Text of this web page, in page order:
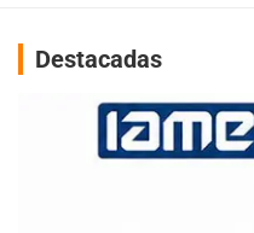
Destacadas